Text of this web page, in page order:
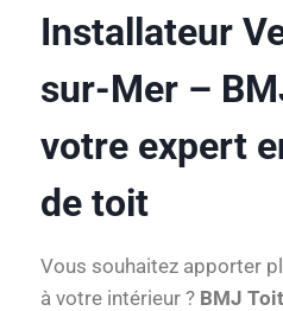
Installateur
sur-Mer –
votre expert
de toit
Vous souhaitez apporter
à votre intérieur ? BMJ